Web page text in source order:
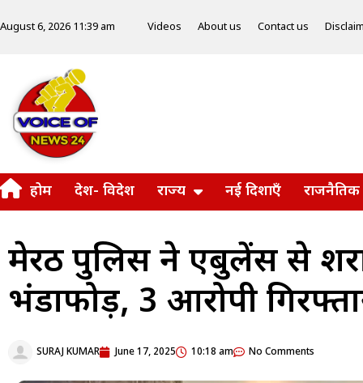
August 6, 2026 11:39 am Videos About us Contact us
होम देश- विदेश राज्य नई दिशाएँ राजनैतिक
मेरठ पुलिस ने एंबुलेंस से
भंडाफोड़, 3 आरोपी
SURAJ KUMAR June 17, 2025 10:18 am No Comments